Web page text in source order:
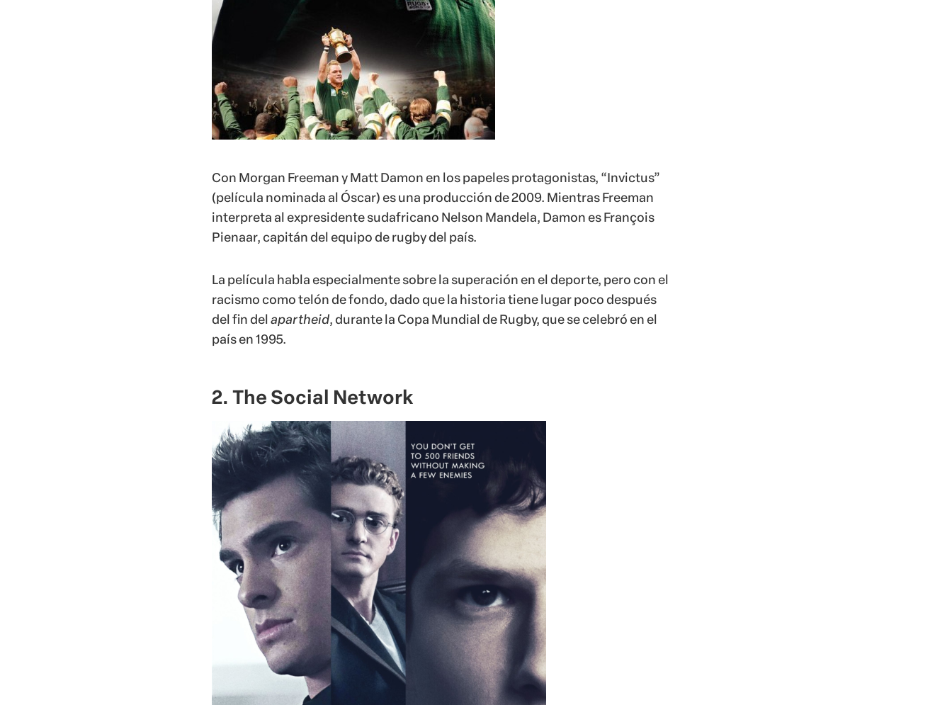
Con Morgan Freeman y Matt Damon en los papeles protagonistas, “Invictus”
(película nominada al Óscar) es una producción de 2009. Mientras Freeman
interpreta al expresidente sudafricano Nelson Mandela, Damon es François
Pienaar, capitán del equipo de rugby del país.
La película habla especialmente sobre la superación en el deporte, pero con el
racismo como telón de fondo, dado que la historia tiene lugar poco después
del fin del apartheid, durante la Copa Mundial de Rugby, que se celebró en el
país en 1995.
2. The Social Network